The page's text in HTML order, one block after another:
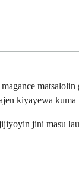
kiyayewa
jini masu